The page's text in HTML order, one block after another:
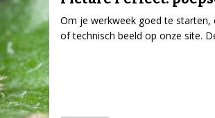
Om je werkweek goed te
of technisch beeld op onze site.